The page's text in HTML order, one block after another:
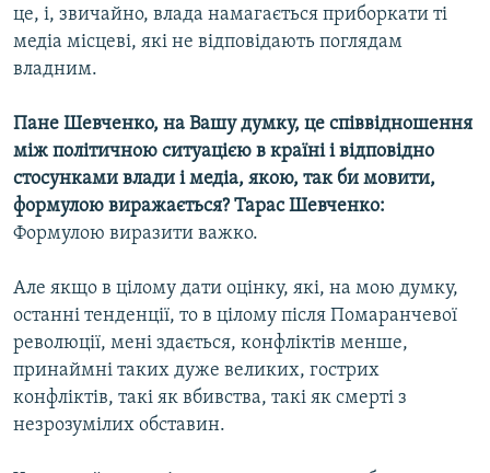
це, і, звичайно, влада намагається приборкати ті
медіа місцеві, які не відповідають поглядам
владним.
Пане Шевченко, на Вашу думку, це співвідношення
між політичною ситуацією в країні і відповідно
стосунками влади і медіа, якою, так би мовити,
формулою виражається? Тарас Шевченко:
Формулою виразити важко.
Але якщо в цілому дати оцінку, які, на мою думку,
останні тенденції, то в цілому після Помаранчевої
революції, мені здається, конфліктів менше,
принаймні таких дуже великих, гострих
конфліктів, такі як вбивства, такі як смерті з
незрозумілих обставин.